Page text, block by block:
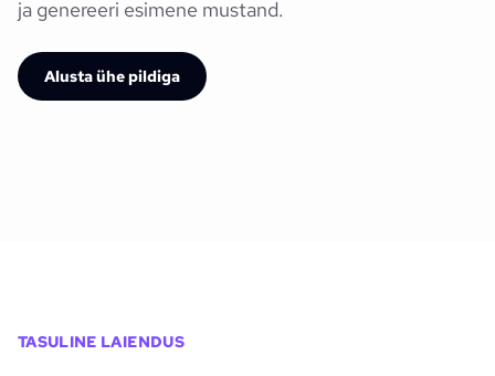
ja genereeri esimene mustand.
Alusta ühe pildiga
TASULINE LAIENDUS